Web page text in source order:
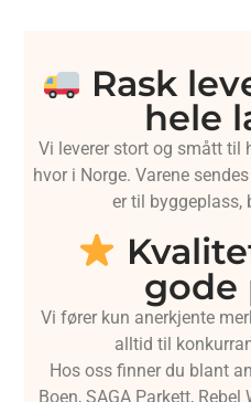
Rask
hele
Vi leverer stort og smått til
hvor i Norge. Varene
er til byggeplass,
gode
Vi fører kun anerkjente
alltid til
Hos oss finner du blant
Boen, SAGA Parkett,